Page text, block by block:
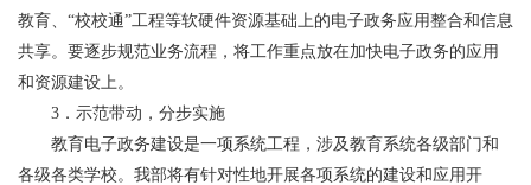
教育、“校校通”工程等软硬件资源基础上的电子政务应用整合和信息
共享。要逐步规范业务流程，将工作重点放在加快电子政务的应用
和资源建设上。
3．示范带动，分步实施
教育电子政务建设是一项系统工程，涉及教育系统各级部门和
各级各类学校。我部将有针对性地开展各项系统的建设和应用开